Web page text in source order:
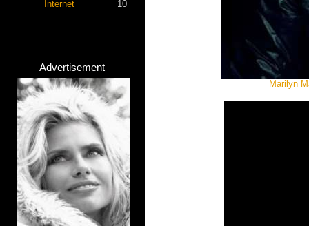
Internet 10
Advertisement
Marilyn